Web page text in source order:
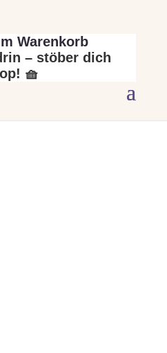
Warenkorb
– stöber dich
🧺